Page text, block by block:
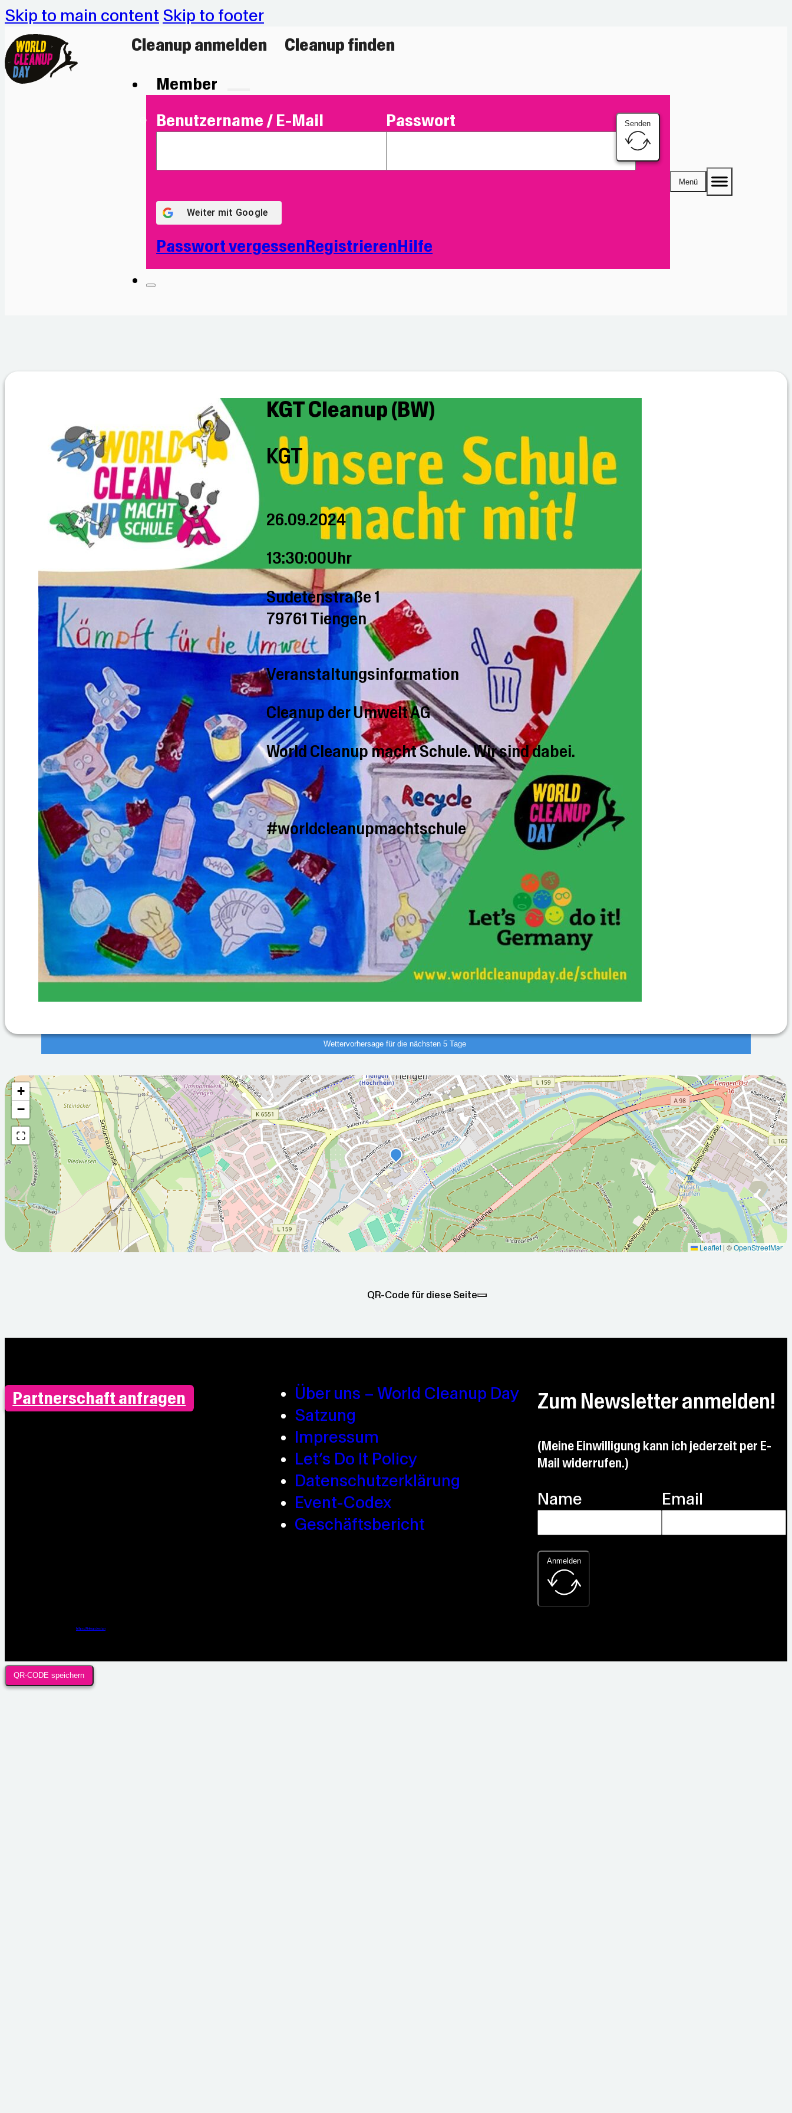
Skip to main content Skip to footer
Cleanup anmelden
Cleanup finden
Member
Benutzername / E-Mail Passwort Senden
Weiter mit Google
Passwort vergessen Registrieren Hilfe
Menü
KGT Cleanup (BW)
KGT
26.09.2024
13:30:00Uhr
Sudetenstraße 1
79761 Tiengen
Veranstaltungsinformation
Cleanup der Umwelt AG
World Cleanup macht Schule. Wir sind dabei.
#worldcleanupmachtschule
Wettervorhersage für die nächsten 5 Tage
2026-08-
05T05:00:00Z
Sonnig
2026-08-
06T05:00:00Z
Teilweise sonnig
2026-08-
07T05:00:00Z
Sonnig
2026-08-
08T05:00:00Z
Sonnig
2026-08-
09T05:00:00Z
Meist bewölkt
Wettervorhersage für die nächsten 5 Tage
+
−
Leaflet | ©OpenStreetMap
QR-Code für diese Seite
Partnerschaft anfragen
Über uns – World Cleanup Day
Satzung
Impressum
Let’s Do It Policy
Datenschutzerklärung
Event-Codex
Geschäftsbericht
Zum Newsletter anmelden!
(Meine Einwilligung kann ich jederzeit per E-
Mail widerrufen.)
Name Email
Anmelden
https://linkup.design
QR-CODE speichern